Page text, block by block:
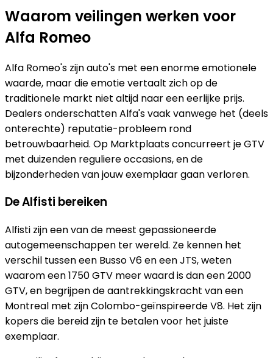
Waarom veilingen werken voor
Alfa Romeo
Alfa Romeo's zijn auto's met een enorme emotionele
waarde, maar die emotie vertaalt zich op de
traditionele markt niet altijd naar een eerlijke prijs.
Dealers onderschatten Alfa's vaak vanwege het (deels
onterechte) reputatie-probleem rond
betrouwbaarheid. Op Marktplaats concurreert je GTV
met duizenden reguliere occasions, en de
bijzonderheden van jouw exemplaar gaan verloren.
De Alfisti bereiken
Alfisti zijn een van de meest gepassioneerde
autogemeenschappen ter wereld. Ze kennen het
verschil tussen een Busso V6 en een JTS, weten
waarom een 1750 GTV meer waard is dan een 2000
GTV, en begrijpen de aantrekkingskracht van een
Montreal met zijn Colombo-geïnspireerde V8. Het zijn
kopers die bereid zijn te betalen voor het juiste
exemplaar.